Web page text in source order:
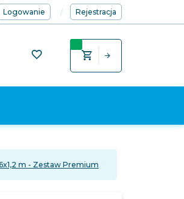
Logowanie Rejestracja
m - Zestaw Premium